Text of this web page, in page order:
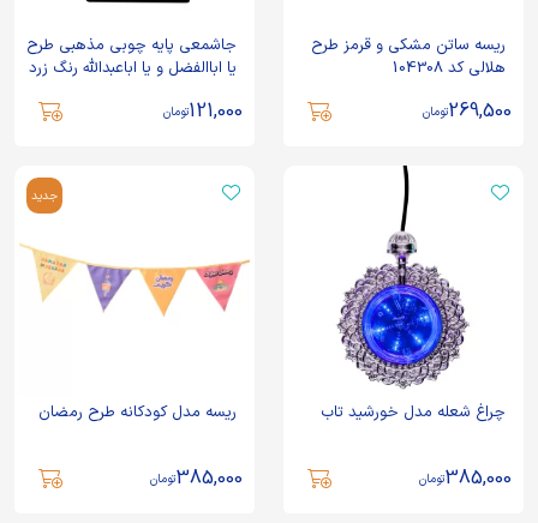
ریسه ساتن مشکی و قرمز طرح
هلالی کد 104308
269,500تومان
جاشمعی پایه چوبی مذهبی طرح
یا اباالفضل و یا اباعبدالله رنگ زرد
121,000تومان
چراغ شعله مدل خورشید تاب
385,000تومان
جدید
ریسه مدل کودکانه طرح رمضان
385,000تومان